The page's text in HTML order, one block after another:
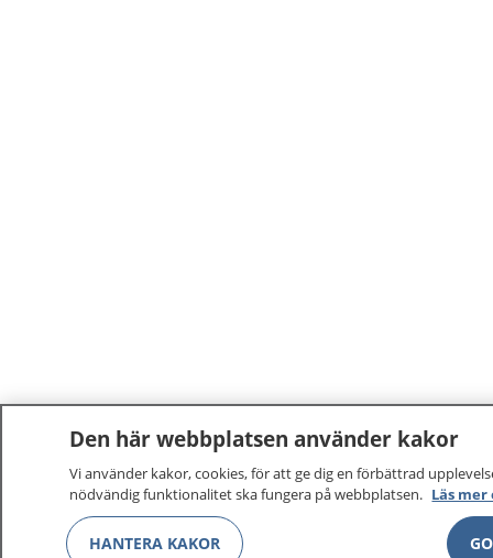
Den här webbplatsen använder kakor
Vi använder kakor, cookies, för att ge dig en förbättrad
nödvändig funktionalitet ska fungera på webbplatsen. Läs
HANTERA KAKOR